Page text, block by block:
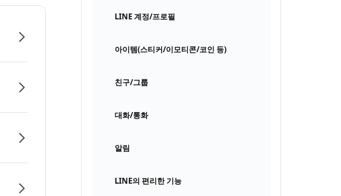
LINE 계정/프로필
아이템(스티커/이모티콘/코인 등)
친구/그룹
대화/통화
알림
LINE의 편리한 기능